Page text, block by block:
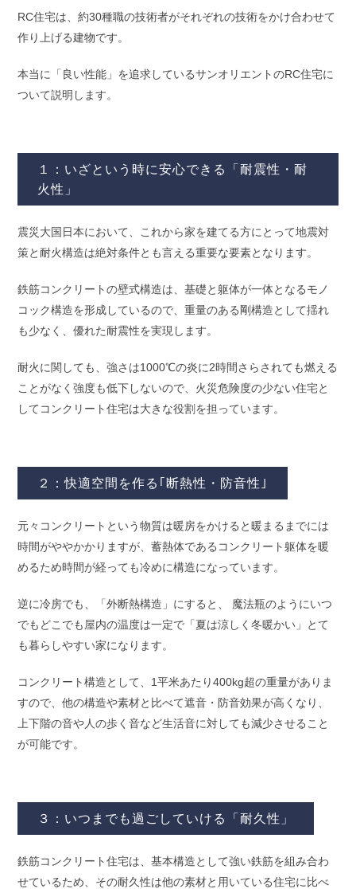
RC住宅は、約30種職の技術者がそれぞれの技術をかけ合わせて
作り上げる建物です。
本当に「良い性能」を追求しているサンオリエントのRC住宅に
ついて説明します。
１：いざという時に安心できる「耐震性・耐
火性」
震災大国日本において、これから家を建てる方にとって地震対
策と耐火構造は絶対条件とも言える重要な要素となります。
鉄筋コンクリートの壁式構造は、基礎と躯体が一体となるモノ
コック構造を形成しているので、重量のある剛構造として揺れ
も少なく、優れた耐震性を実現します。
耐火に関しても、強さは1000℃の炎に2時間さらされても燃える
ことがなく強度も低下しないので、火災危険度の少ない住宅と
してコンクリート住宅は大きな役割を担っています。
２：快適空間を作る｢断熱性・防音性｣
元々コンクリートという物質は暖房をかけると暖まるまでには
時間がややかかりますが、蓄熱体であるコンクリート躯体を暖
めるため時間が経っても冷めに構造になっています。
逆に冷房でも、「外断熱構造」にすると、 魔法瓶のようにいつ
でもどこでも屋内の温度は一定で「夏は涼しく冬暖かい」とて
も暮らしやすい家になります。
コンクリート構造として、1平米あたり400kg超の重量がありま
すので、他の構造や素材と比べて遮音・防音効果が高くなり、
上下階の音や人の歩く音など生活音に対しても減少させること
が可能です。
３：いつまでも過ごしていける「耐久性」
鉄筋コンクリート住宅は、基本構造として強い鉄筋を組み合わ
せているため、その耐久性は他の素材と用いている住宅に比べ